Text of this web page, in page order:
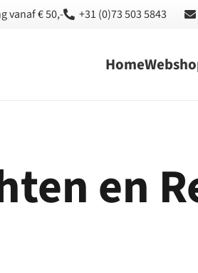
vanaf € 50,- +31 (0)73 503 5843
Home
en